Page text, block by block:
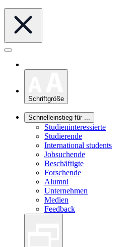
Schriftgröße
Schnelleinstieg für ...
Studieninteressierte
Studierende
International students
Jobsuchende
Beschäftigte
Forschende
Alumni
Unternehmen
Medien
Feedback